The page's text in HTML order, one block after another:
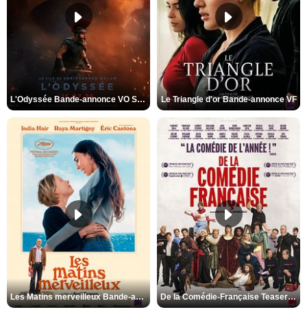
L'Odyssée Bande-annonce VO STFR Le Triangle d'or Bande-annonce VF
Les Matins merveilleux Bande-annonce VF De la Comédie-Française Teaser VF